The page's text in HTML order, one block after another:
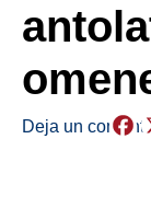
Deja un